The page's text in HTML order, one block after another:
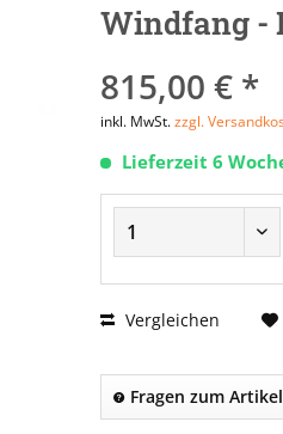
Windfang -
815,00 € *
inkl. MwSt.zzgl.
Lieferzeit 6
Vergleichen
Fragen zum